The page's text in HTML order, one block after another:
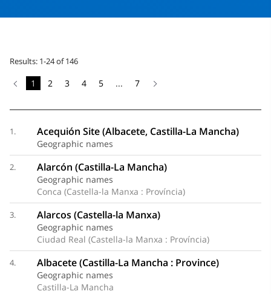
Results: 1-24 of 146
1 2 3 4 5 ... 7
1. Acequión Site (Albacete, Castilla-La Mancha)
Geographic names
2. Alarcón (Castilla-La Mancha)
Geographic names
Conca (Castella-la Manxa : Província)
3. Alarcos (Castella-la Manxa)
Geographic names
Ciudad Real (Castella-la Manxa : Província)
4. Albacete (Castilla-La Mancha : Province)
Geographic names
Castilla-La Mancha